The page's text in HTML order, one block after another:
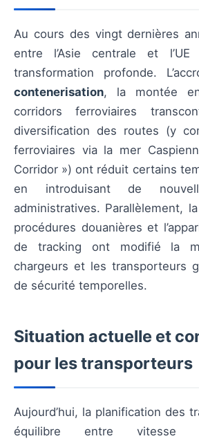
Au cours des vingt dernières
entre l’Asie centrale et
transformation profonde.
contenerisation, la montée
corridors ferroviaires
diversification des routes (y
ferroviaires via la mer
Corridor ») ont réduit certains
en introduisant de
administratives. Parallèlement,
procédures douanières et
de tracking ont modifié la
chargeurs et les transporteurs
de sécurité temporelles.
Situation actuelle et
pour les transporteurs
Aujourd’hui, la planification des
équilibre entre vitesse